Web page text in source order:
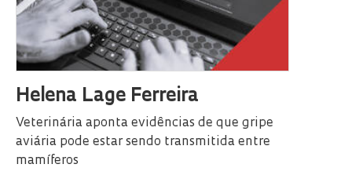
Helena Lage Ferreira
Veterinária aponta evidências de que gripe
aviária pode estar sendo transmitida entre
mamíferos